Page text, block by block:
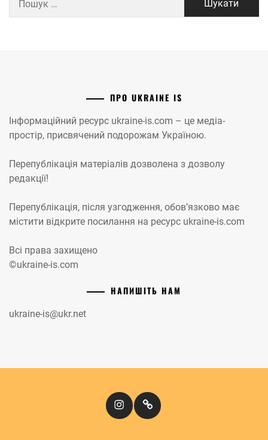
ПРО UKRAINE IS
Інформаційний ресурс ukraine-is.com – це медіа-
простір, присвячений подорожам Україною.
Перепублікація матеріалів дозволена з дозволу
редакції!
Перепублікація, після узгодження, обов’язково має
містити відкрите посилання на ресурс ukraine-is.com
Всі права захищено
©ukraine-is.com
НАПИШІТЬ НАМ
ukraine-is@ukr.net
InstagramКіномандри